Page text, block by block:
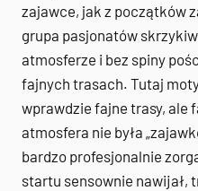
zajawce, jak z początków
grupa pasjonatów
atmosferze i bez spiny
fajnych trasach. Tutaj
wprawdzie fajne trasy, ale
atmosfera nie była
bardzo profesjonalnie
startu sensownie nawijał,